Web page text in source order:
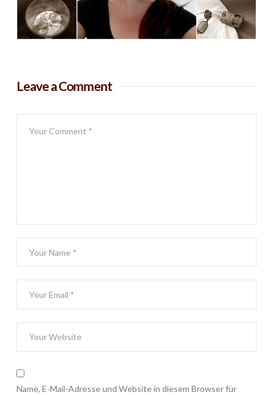
Leave a Comment
Name, E-Mail-Adresse und Website in diesem Browser für